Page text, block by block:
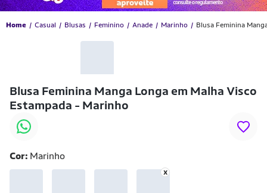
Home Casual Blusas Feminino Anade Marinho Blusa Feminina
Blusa Feminina Manga Longa em Malha Visco
Estampada - Marinho
-22% OFF
Cor: Marinho